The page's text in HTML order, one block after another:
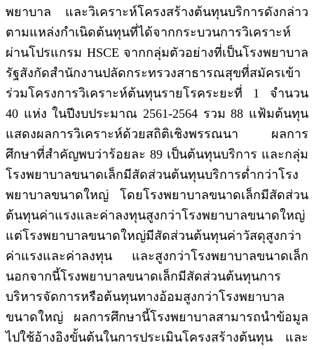
พยาบาล และวิเคราะห์โครงสร้างต้นทุนบริการดังกล่าว
ตามแหล่งกำเนิดต้นทุนที่ได้จากกระบวนการวิเคราะห์
ผ่านโปรแกรม HSCE จากกลุ่มตัวอย่างที่เป็นโรงพยาบาล
รัฐสังกัดสำนักงานปลัดกระทรวงสาธารณสุขที่สมัครเข้า
ร่วมโครงการวิเคราะห์ต้นทุนรายโรคระยะที่ 1 จำนวน
40 แห่ง ในปีงบประมาณ 2561-2564 รวม 88 แฟ้มต้นทุน
แสดงผลการวิเคราะห์ด้วยสถิติเชิงพรรณนา ผลการ
ศึกษาที่สำคัญพบว่าร้อยละ 89 เป็นต้นทุนบริการ และกลุ่ม
โรงพยาบาลขนาดเล็กมีสัดส่วนต้นทุนบริการต่ำกว่าโรง
พยาบาลขนาดใหญ่ โดยโรงพยาบาลขนาดเล็กมีสัดส่วน
ต้นทุนค่าแรงและค่าลงทุนสูงกว่าโรงพยาบาลขนาดใหญ่
แต่โรงพยาบาลขนาดใหญ่มีสัดส่วนต้นทุนค่าวัสดุสูงกว่า
ค่าแรงและค่าลงทุน และสูงกว่าโรงพยาบาลขนาดเล็ก
นอกจากนี้โรงพยาบาลขนาดเล็กมีสัดส่วนต้นทุนการ
บริหารจัดการหรือต้นทุนทางอ้อมสูงกว่าโรงพยาบาล
ขนาดใหญ่ ผลการศึกษานี้โรงพยาบาลสามารถนำข้อมูล
ไปใช้อ้างอิงขั้นต้นในการประเมินโครงสร้างต้นทุน และ